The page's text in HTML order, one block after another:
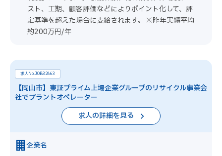
スト、工期、顧客評価などによりポイント化して、評
定基準を超えた場合に支給されます。 ※昨年実績平均
約200万円/年
求人No.JOB32663
【岡山市】東証プライム上場企業グループのリサイクル事業会
社でプラントオペレーター
求人の詳細を見る
企業名